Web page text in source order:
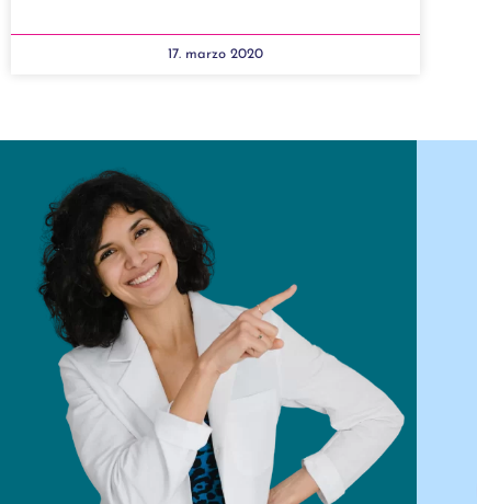
17. marzo 2020